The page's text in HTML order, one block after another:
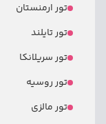
تور ارمنستان
تور تایلند
تور سریلانکا
تور روسیه
تور مالزی